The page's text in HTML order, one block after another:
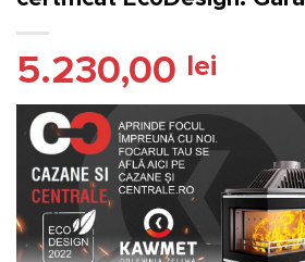
5.230,00 lei